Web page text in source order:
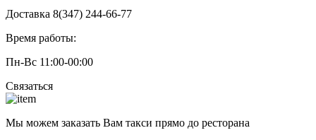
Доставка 8(347) 244-66-77
Время работы:
Пн-Вс 11:00-00:00
Связаться
Мы можем заказать Вам такси прямо до ресторана